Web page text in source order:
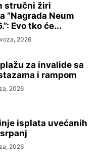
stručni žiri
”Nagrada Neum
Evo tko će...
2026
za invalide sa
i rampom
2026
isplata uvećanih
2026